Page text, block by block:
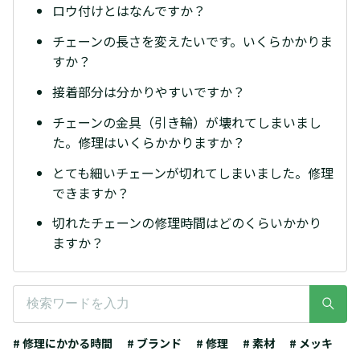
ロウ付けとはなんですか？
チェーンの長さを変えたいです。いくらかかりま
すか？
接着部分は分かりやすいですか？
チェーンの金具（引き輪）が壊れてしまいまし
た。修理はいくらかかりますか？
とても細いチェーンが切れてしまいました。修理
できますか？
切れたチェーンの修理時間はどのくらいかかり
ますか？
# 修理にかかる時間 # ブランド # 修理 # 素材 # メッキ